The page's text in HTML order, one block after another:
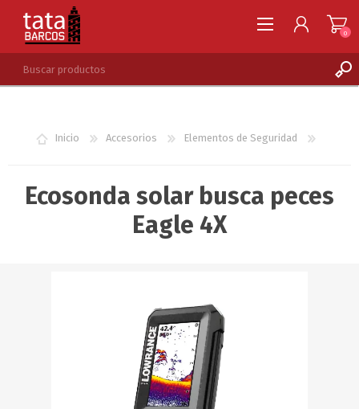
LISTA DE DESEOS
0
Inicio Accesorios Elementos de Seguridad
Ecosonda solar busca peces
Eagle 4X